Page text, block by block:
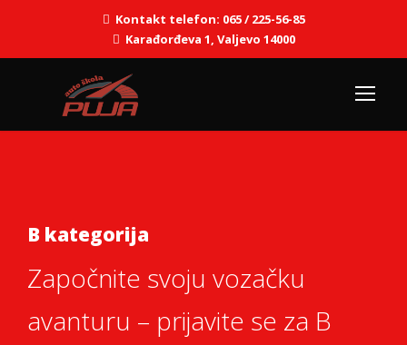
Kontakt telefon: 065 / 225-56-85
Karađorđeva 1, Valjevo 14000
B kategorija
Započnite svoju vozačku
avanturu – prijavite se za B